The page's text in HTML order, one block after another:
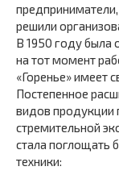
решили
В 1950 году была
на тот момент
«Горенье» имеет
Постепенное
видов продукции
стремительной
стала поглощать
техники: